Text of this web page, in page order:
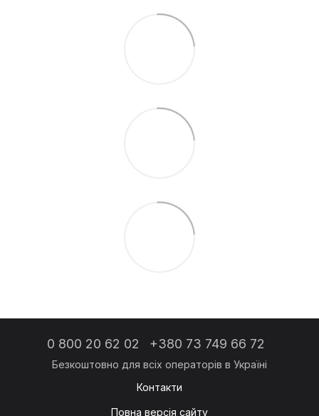
0 800 20 62 02 +380 73 749 66 72
Контакти
Повна версія сайту